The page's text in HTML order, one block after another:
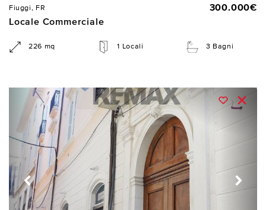
Fiuggi, FR
300.000€
Locale Commerciale
226 mq 1 Locali 3 Bagni